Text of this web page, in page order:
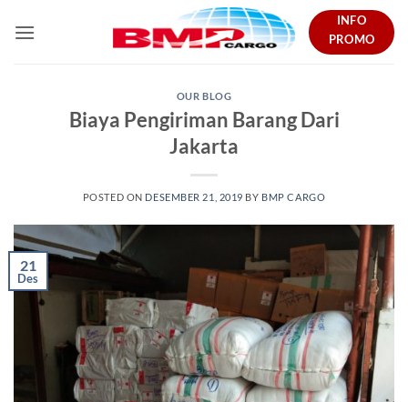
INFO
PROMO
OUR BLOG
Biaya Pengiriman Barang Dari
Jakarta
POSTED ON DESEMBER 21, 2019 BY BMP CARGO
21
Des